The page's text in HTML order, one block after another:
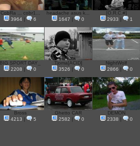
CobRa ... cobr1...
3964
6
headache asus k...
1647
0
[O.R.C.#]
2933
1
BIG SPORT DAY_
2208
0
Tjoma[ACID]
3526
0
NightWolf
2866
0
Bross
4213
5
Ghetto CAR
2582
0
DEMON
2338
0